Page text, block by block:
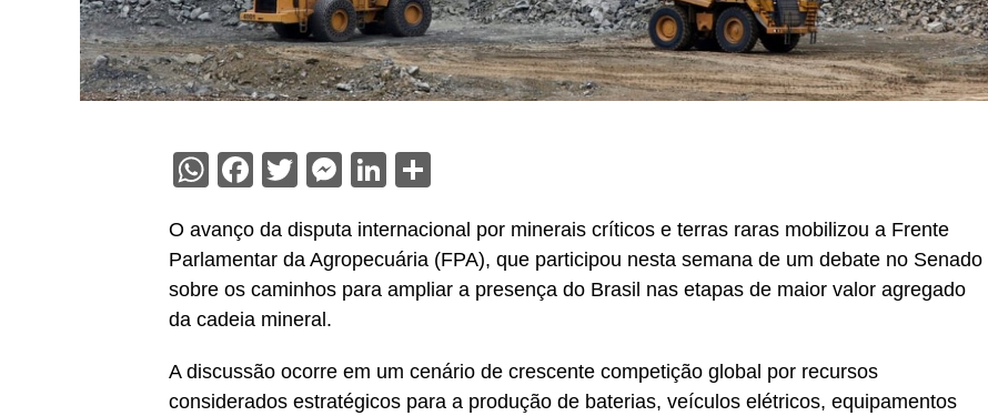
WhatsApp
Facebook
Twitter
Messenger
LinkedIn
O avanço da disputa internacional por minerais críticos e terras raras mobilizou a Frente
Parlamentar da Agropecuária (FPA), que participou nesta semana de um debate no Senado
sobre os caminhos para ampliar a presença do Brasil nas etapas de maior valor agregado
da cadeia mineral.
A discussão ocorre em um cenário de crescente competição global por recursos
considerados estratégicos para a produção de baterias, veículos elétricos, equipamentos